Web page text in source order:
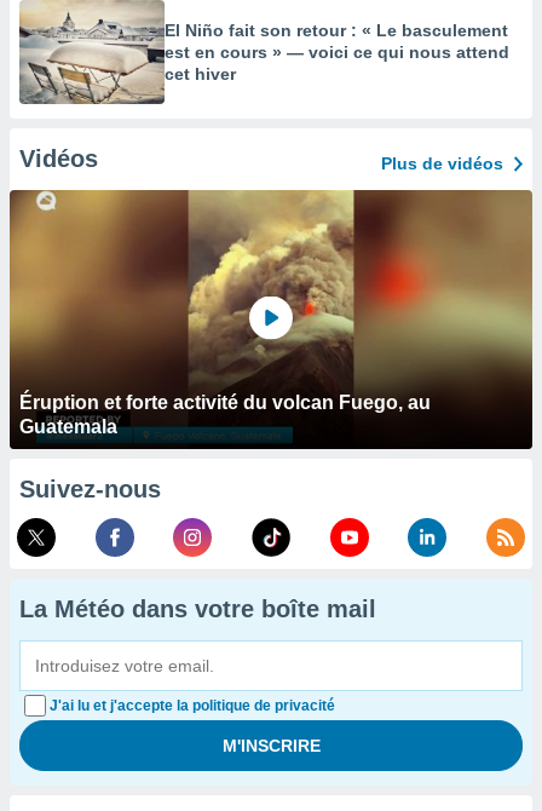
El Niño fait son retour : « Le basculement
est en cours » — voici ce qui nous attend
cet hiver
Vidéos Plus de vidéos
Éruption et forte activité du volcan Fuego, au
Guatemala
Suivez-nous
La Météo dans votre boîte mail
J'ai lu et j'accepte la politique de privacité